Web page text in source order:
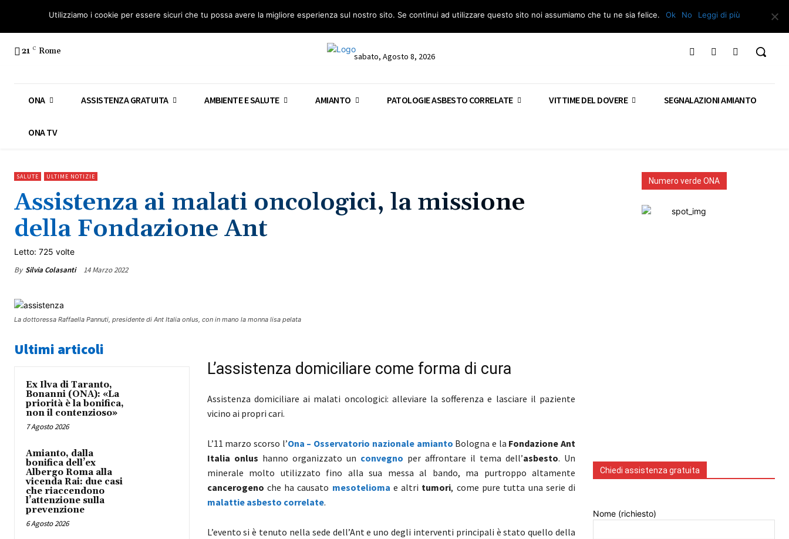
Osservatorio Nazionale Amianto: aderisci Diventa Guardia Nazionale Amianto – AGN Consulenza legale gratuita: civile, penale e lavoro Segnala – AGN Segnala – Repac
21 C Rome sabato, Agosto 8, 2026
ONA ASSISTENZA GRATUITA AMBIENTE E SALUTE AMIANTO PATOLOGIE ASBESTO CORRELATE VITTIME DEL DOVERE SEGNALAZIONI AMIANTO
ONA TV
SALUTE ULTIME NOTIZIE
Assistenza ai malati oncologici, la missione
della Fondazione Ant
Letto: 725 volte
By Silvia Colasanti 14 Marzo 2022
La dottoressa Raffaella Pannuti, presidente di Ant Italia onlus, con in mano la monna lisa pelata
Ultimi articoli
Ex Ilva di Taranto,
Bonanni (ONA): «La
priorità è la bonifica,
non il contenzioso»
7 Agosto 2026
Amianto, dalla
bonifica dell’ex
Albergo Roma alla
vicenda Rai: due casi
che riaccendono
l’attenzione sulla
prevenzione
6 Agosto 2026
L’assistenza domiciliare come forma di cura
Assistenza domiciliare ai malati oncologici: alleviare la sofferenza e lasciare il paziente
vicino ai propri cari.
L’11 marzo scorso l’Ona – Osservatorio nazionale amianto Bologna e la Fondazione Ant
Italia onlus hanno organizzato un convegno per affrontare il tema dell’asbesto. Un
minerale molto utilizzato fino alla sua messa al bando, ma purtroppo altamente
cancerogeno che ha causato mesotelioma e altri tumori, come pure tutta una serie di
malattie asbesto correlate.
L’evento si è tenuto nella sede dell’Ant e uno degli interventi principali è stato quello della
Numero verde ONA
Chiedi assistenza gratuita
Nome (richiesto)
Utilizziamo i cookie per essere sicuri che tu possa avere la migliore esperienza sul nostro sito. Se continui ad utilizzare questo sito noi assumiamo che tu ne sia felice. Ok No Leggi di più